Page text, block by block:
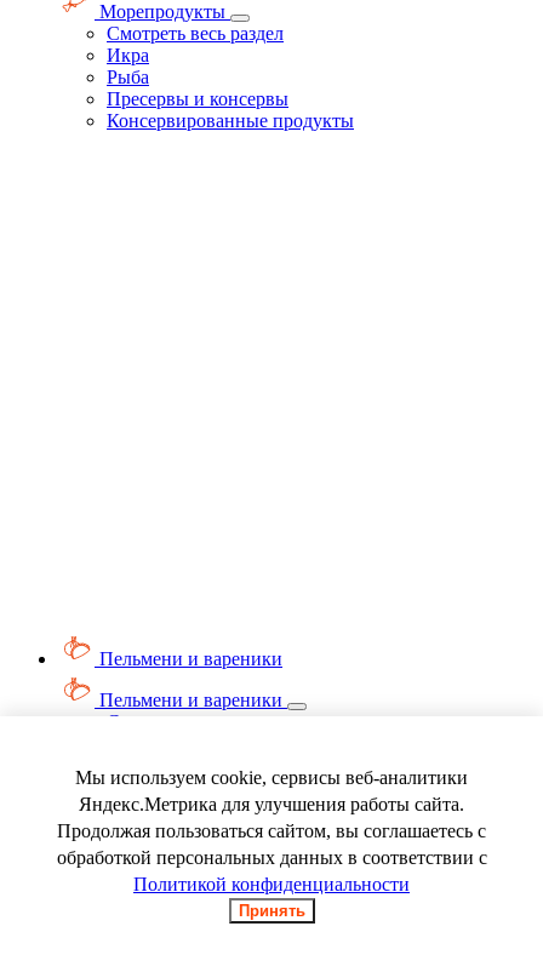
Морепродукты
Смотреть весь раздел
Икра
Рыба
Пресервы и консервы
Консервированные продукты
Пельмени и вареники
Пельмени и вареники
Смотреть весь раздел
Ягода замороженная
Мы используем cookie, сервисы веб-аналитики
Яндекс.Метрика для улучшения работы сайта.
Продолжая пользоваться сайтом, вы соглашаетесь с
обработкой персональных данных в соответствии с
Политикой конфиденциальности
Принять